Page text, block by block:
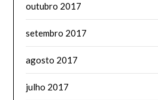
outubro 2017
setembro 2017
agosto 2017
julho 2017